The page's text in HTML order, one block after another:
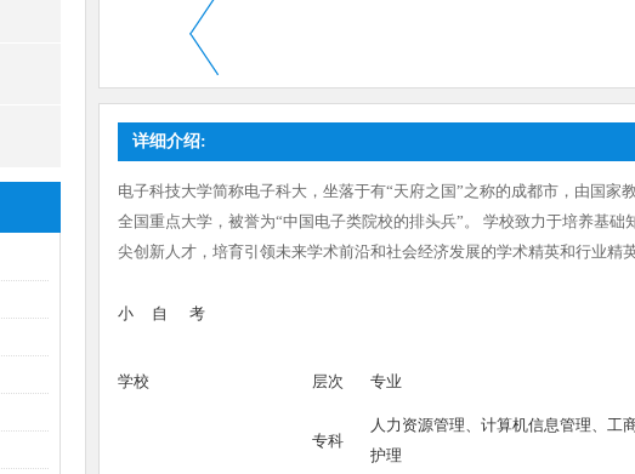
详细介绍:
电子科技大学简称电子科大，坐落于有“天府之国”之称的成都市，由国家
全国重点大学，被誉为“中国电子类院校的排头兵”。 学校致力于培养基
尖创新人才，培育引领未来学术前沿和社会经济发展的学术精英和行业精英
小 自 考
学校 层次 专业
专科
人力资源管理、计算机信息管理、工
护理